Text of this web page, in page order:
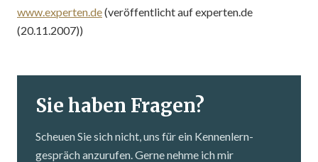
www.experten.de(veröffentlicht auf experten.de
(20.11.2007))
Sie haben Fragen?
Scheuen Sie sich nicht, uns für ein Kennenlern­
gespräch anzurufen. Gerne nehme ich mir